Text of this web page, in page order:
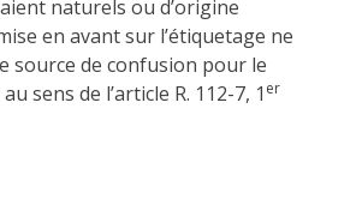
naturels ou d’origine
en avant sur l’étiquetage ne
source de confusion pour le
sens de l’article R. 112-7, 1 er